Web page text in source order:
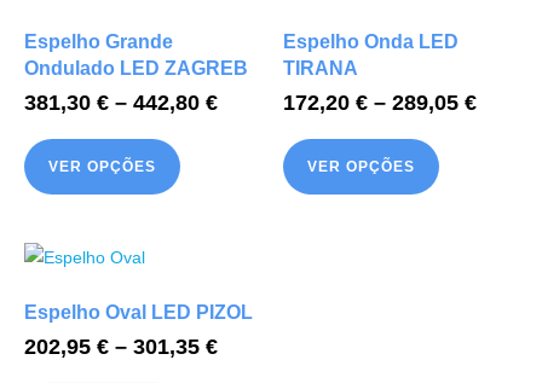
Espelho Grande
Ondulado LED ZAGREB
381,30 € – 442,80 €
VER OPÇÕES
Espelho Onda LED
TIRANA
172,20 € – 289,05 €
VER OPÇÕES
Espelho Oval LED PIZOL
202,95 € – 301,35 €